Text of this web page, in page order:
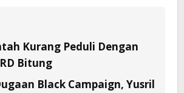
Kurang Peduli Dengan
Bitung
Black Campaign, Yusril